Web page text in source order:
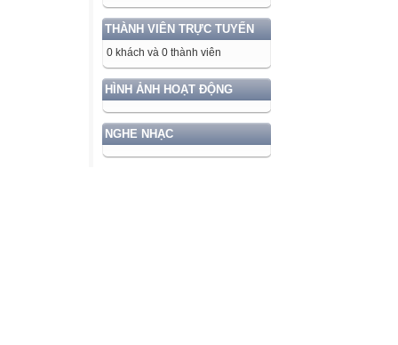
THÀNH VIÊN TRỰC TUYẾN
0 khách và 0 thành viên
HÌNH ẢNH HOẠT ĐỘNG
NGHE NHẠC